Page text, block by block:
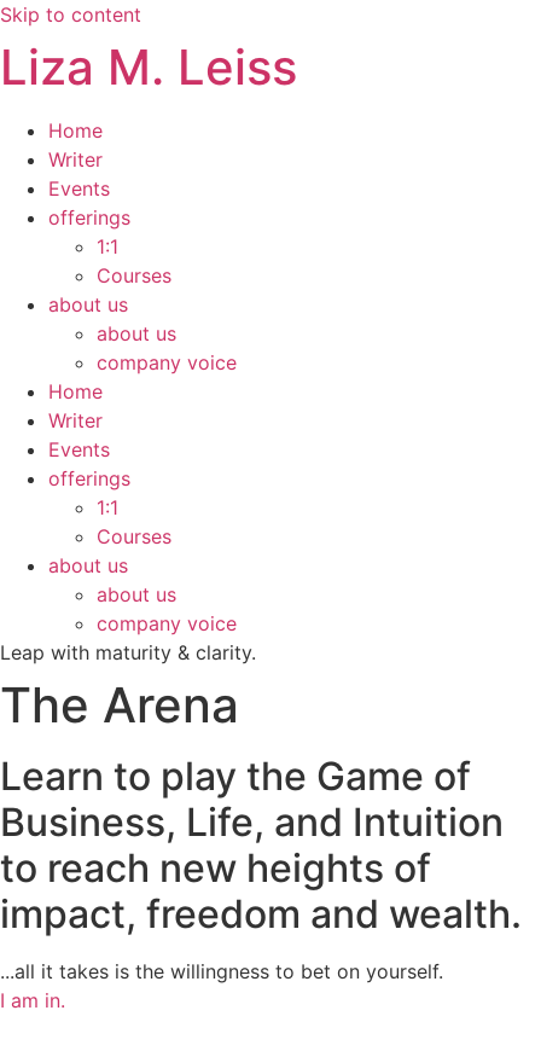
Skip to content
Liza M. Leiss
Home
Writer
Events
offerings
1:1
Courses
about us
about us
company voice
Home
Writer
Events
offerings
1:1
Courses
about us
about us
company voice
Leap with maturity & clarity.
The Arena
Learn to play the Game of
Business, Life, and Intuition
to reach new heights of
impact, freedom and wealth.
...all it takes is the willingness to bet on yourself.
I am in.